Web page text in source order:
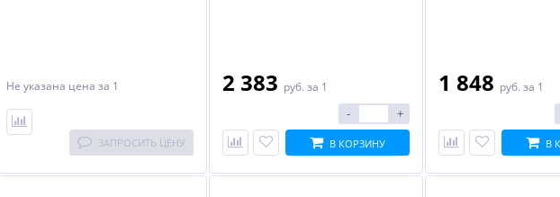
Не указана цена за 1
ЗАПРОСИТЬ ЦЕНУ
2 383 руб. за 1
- +
В КОРЗИНУ
1 848 руб. за 1
В